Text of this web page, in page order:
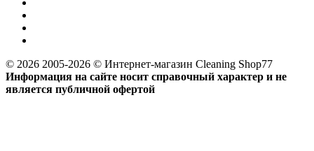
© 2026 2005-2026 © Интернет-магазин Cleaning Shop77
Информация на сайте носит справочный характер и не
является публичной офертой